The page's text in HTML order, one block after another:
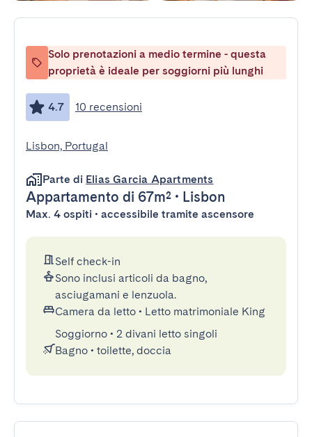
Solo prenotazioni a medio termine - questa
proprietà è ideale per soggiorni più lunghi
4.7 10 recensioni
Lisbon, Portugal
Parte di Elias Garcia Apartments
Appartamento di 67m² • Lisbon
Max. 4 ospiti • accessibile tramite ascensore
Self check-in
Sono inclusi articoli da bagno,
asciugamani e lenzuola.
Camera da letto • Letto matrimoniale King
Soggiorno • 2 divani letto singoli
Bagno • toilette, doccia